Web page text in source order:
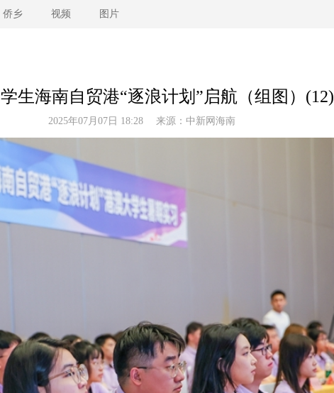
侨乡 视频 图片
生海南自贸港“逐浪计划”启航（组图）(12)
2025年07月07日 18:28 来源： 中新网海南